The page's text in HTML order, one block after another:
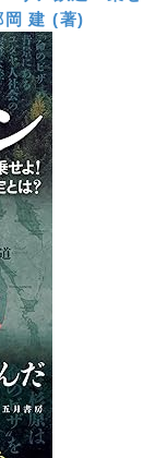
岡 建 (著)